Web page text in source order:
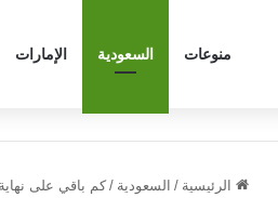
منوعات السعودية الإمارات
الرئيسية / السعودية / كم باقي على نهاية